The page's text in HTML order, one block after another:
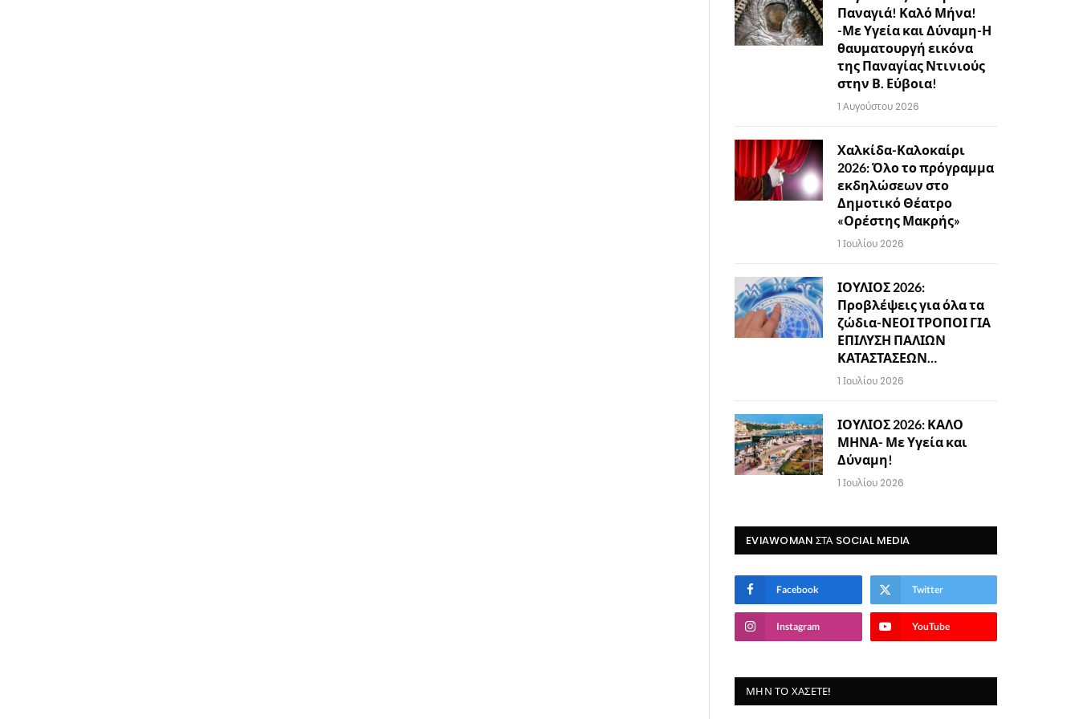
Παναγιά! Καλό Μήνα!
-Με Υγεία και Δύναμη-Η
θαυματουργή εικόνα
της Παναγίας Ντινιούς
στην Β. Εύβοια!
1 Αυγούστου 2026
Χαλκίδα-Καλοκαίρι
2026: Όλο το πρόγραμμα
εκδηλώσεων στο
Δημοτικό Θέατρο
«Ορέστης Μακρής»
1 Ιουλίου 2026
ΙΟΥΛΙΟΣ 2026:
Προβλέψεις για όλα τα
ζώδια-ΝΕΟΙ ΤΡΟΠΟΙ ΓΙΑ
ΕΠΙΛΥΣΗ ΠΑΛΙΩΝ
ΚΑΤΑΣΤΑΣΕΩΝ…
1 Ιουλίου 2026
ΙΟΥΛΙΟΣ 2026: ΚΑΛΟ
ΜΗΝΑ- Με Υγεία και
Δύναμη!
1 Ιουλίου 2026
EVIAWOMAN ΣΤΑ SOCIAL MEDIA
Facebook Twitter
Instagram YouTube
ΜΗΝ ΤΟ ΧΆΣΕΤΕ!